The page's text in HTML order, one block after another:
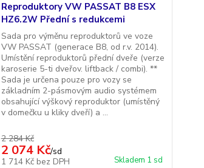
Reproduktory VW PASSAT B8 ESX
HZ6.2W Přední s redukcemi
Sada pro výměnu reproduktorů ve voze
VW PASSAT (generace B8, od r.v. 2014).
Umístění reproduktorů přední dveře (verze
karoserie 5-ti dveřov. liftback / combi). **
Sada je určena pouze pro vozy se
základním 2-pásmovým audio systémem
obsahující výškový reproduktor (umístěný
v domečku u kliky dveří) a ...
2 284 Kč
2 074 Kč/sd
1 714 Kč bez DPH Skladem 1 sd